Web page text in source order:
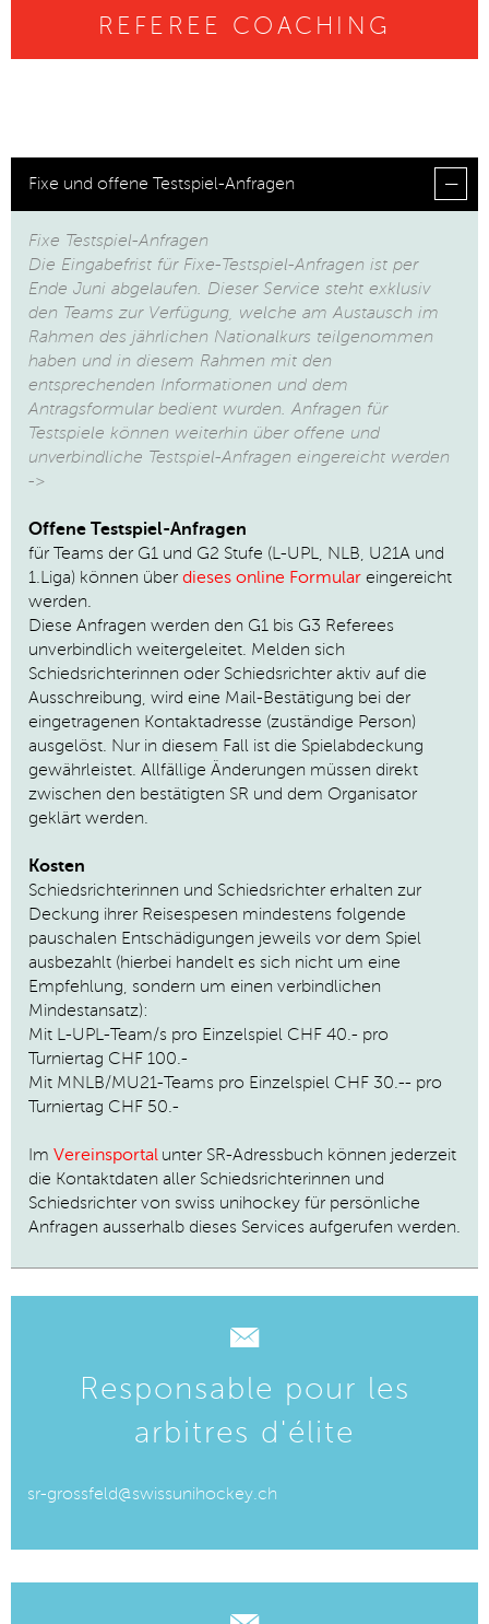
REFEREE COACHING
Fixe und offene Testspiel-Anfragen
Fixe Testspiel-Anfragen
Die Eingabefrist für Fixe-Testspiel-Anfragen ist per
Ende Juni abgelaufen. Dieser Service steht exklusiv
den Teams zur Verfügung, welche am Austausch im
Rahmen des jährlichen Nationalkurs teilgenommen
haben und in diesem Rahmen mit den
entsprechenden Informationen und dem
Antragsformular bedient wurden.Anfragen für
Testspiele können weiterhin über offene und
unverbindliche Testspiel-Anfragen eingereicht werden
->
Offene Testspiel-Anfragen
für Teams der G1 und G2 Stufe (L-UPL, NLB, U21A und
1.Liga) können über dieses online Formular eingereicht
werden.
Diese Anfragen werden den G1 bis G3 Referees
unverbindlich weitergeleitet. Melden sich
Schiedsrichterinnen oder Schiedsrichter aktiv auf die
Ausschreibung, wird eine Mail-Bestätigung bei der
eingetragenen Kontaktadresse (zuständige Person)
ausgelöst. Nur in diesem Fall ist die Spielabdeckung
gewährleistet. Allfällige Änderungen müssen direkt
zwischen den bestätigten SR und dem Organisator
geklärt werden.
Kosten
Schiedsrichterinnen und Schiedsrichter erhalten zur
Deckung ihrer Reisespesen mindestens folgende
pauschalen Entschädigungen jeweils vor dem Spiel
ausbezahlt (hierbei handelt es sich nicht um eine
Empfehlung, sondern um einen verbindlichen
Mindestansatz):
Mit L-UPL-Team/s pro Einzelspiel CHF 40.- pro
Turniertag CHF 100.-
Mit MNLB/MU21-Teams pro Einzelspiel CHF 30.-- pro
Turniertag CHF 50.-
Im Vereinsportal unter SR-Adressbuch können jederzeit
die Kontaktdaten aller Schiedsrichterinnen und
Schiedsrichter von swiss unihockey für persönliche
Anfragen ausserhalb dieses Services aufgerufen werden.
Responsable pour les
arbitres d'élite
sr-grossfeld@swissunihockey.ch